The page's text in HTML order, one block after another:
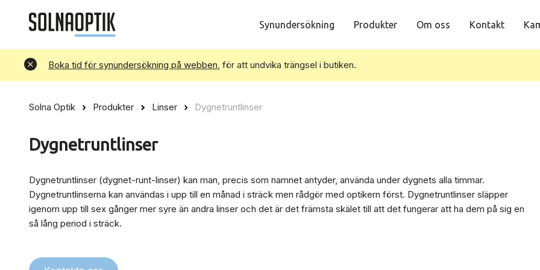
Synundersökning Produkter Om oss Kontakt
Boka tid för synundersökning på webben, för att undvika trängsel i butiken.
Avvisa
Solna Optik Produkter Linser Dygnetruntlinser
Dygnetruntlinser
Dygnetruntlinser (dygnet-runt-linser) kan man, precis som namnet antyder, använda under dygnets alla timmar.
Dygnetruntlinserna kan användas i upp till en månad i sträck men rådgör med optikern först. Dygnetruntlinser släpper
igenom upp till sex gånger mer syre än andra linser och det är det främsta skälet till att det fungerar att ha dem på sig en
så lång period i sträck.